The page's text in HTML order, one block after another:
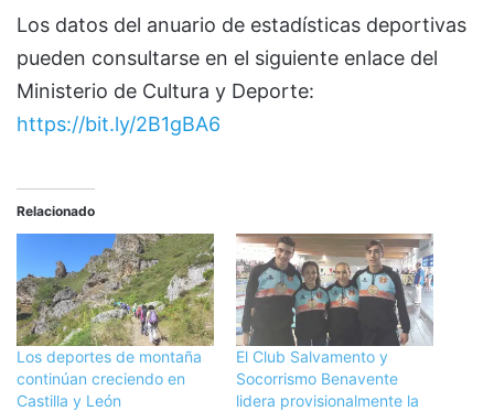
Los datos del anuario de estadísticas deportivas
pueden consultarse en el siguiente enlace del
Ministerio de Cultura y Deporte:
https://bit.ly/2B1gBA6
Relacionado
Los deportes de montaña
continúan creciendo en
Castilla y León
El Club Salvamento y
Socorrismo Benavente
lidera provisionalmente la